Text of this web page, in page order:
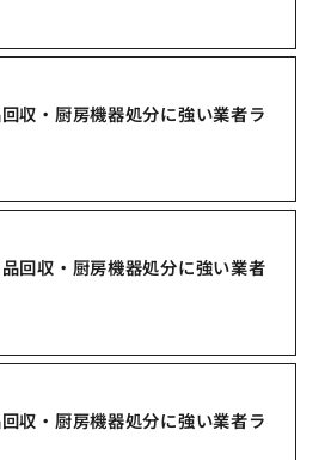
収・厨房機器処分に強い業者ラ
回収・厨房機器処分に強い業者
収・厨房機器処分に強い業者ラ